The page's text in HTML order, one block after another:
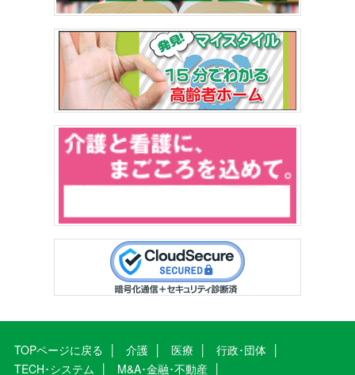
TOPページに戻る 介護 医療
行政･団体
TECH･システム
M&A･金融･不動産